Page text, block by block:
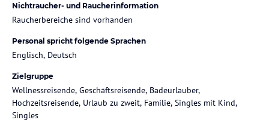
Nichtraucher- und Raucherinformation
Raucherbereiche sind vorhanden
Personal spricht folgende Sprachen
Englisch, Deutsch
Zielgruppe
Wellnessreisende, Geschäftsreisende, Badeurlauber,
Hochzeitsreisende, Urlaub zu zweit, Familie, Singles mit Kind,
Singles